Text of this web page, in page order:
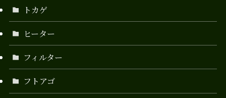
トカゲ
ヒーター
フィルター
フトアゴ